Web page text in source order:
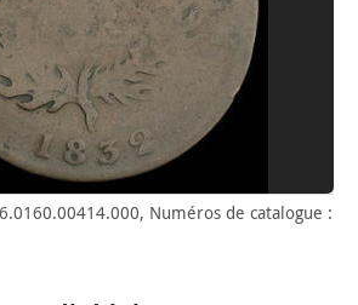
Numéros de catalogue :